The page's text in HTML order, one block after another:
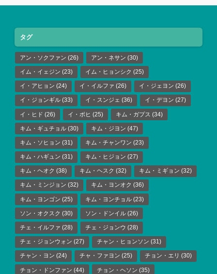
タグ
アン・ソクファン (26) アン・ネサン (30)
イム・イェジン (23) イム・ヒョンシク (25)
イ・アヒョン (24) イ・イルファ (26) イ・ジェヨン (26)
イ・ジョンギル (33) イ・スンジェ (36) イ・デヨン (27)
イ・ヒド (26) イ・ボヒ (25) キム・ガプス (34)
キム・ギュチョル (30) キム・ジヨン (47)
キム・ソヒョン (31) キム・チャンワン (23)
キム・ハギュン (31) キム・ヒジョン (27)
キム・ヘオク (38) キム・ヘスク (32) キム・ミギョン (32)
キム・ミンジョン (32) キム・ヨンオク (36)
キム・ヨンゴン (25) キム・ヨンチョル (23)
ソン・オクスク (30) ソン・ドンイル (26)
チェ・イルファ (28) チェ・ジョンウ (28)
チェ・ジョンウォン (27) チャン・ヒョンソン (31)
チャン・ヨン (24) チャ・ファヨン (25) チョン・エリ (30)
チョン・ドンファン (44) チョン・ヘソン (35)